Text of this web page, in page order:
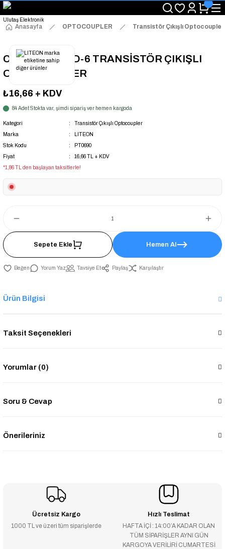
"Saat 14:00'a Kadar Verilen Siparişlerde Aynı Gün Kargo Avantajı!
"Binlerce Ürün Çeşitliliği ile Stoktan Hemen Teslim."
"Toptan Fiyatına Perakende Satış Avantajını Kaçırmayın!"
Anasayfa OPTOCOUPLER Transistör Çıkışlı Optocoupler
CNY17-3S SMD-6 TRANSİSTÖR ÇIKIŞLI
OPTOCOUPLER
₺16,66 + KDV
84 Adet Stokta var, şimdi sipariş ver hemen kargoda
Kategori
Transistör Çıkışlı Optocoupler
Marka
LITEON
Stok Kodu
PT0690
Fiyat
16,66 TL + KDV
*1,86 TL den başlayan taksitlerle!
Sepete Ekle Hemen Al
Yorum Yaz Tavsiye Et Paylaş Karşılaştır
Ürün Bilgisi
Taksit Seçenekleri
Yorumlar (0)
Soru & Cevap
Önerileriniz
Ücretsiz Kargo
1000 TL ve üzeri tüm siparişlerde
Hızlı Teslimat
HAFTA İÇİ : 14:00’A KADAR OLAN
TÜM SİPARİŞLER AYNI GÜN
KARGOYA VERİLİRİ CUMARTESİ